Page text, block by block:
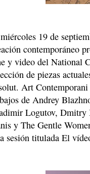
19 de
contemporáneo
y video del National
de piezas
Art
de Andrey
Logutov, Dmitry
y The Gentle
sesión titulada El